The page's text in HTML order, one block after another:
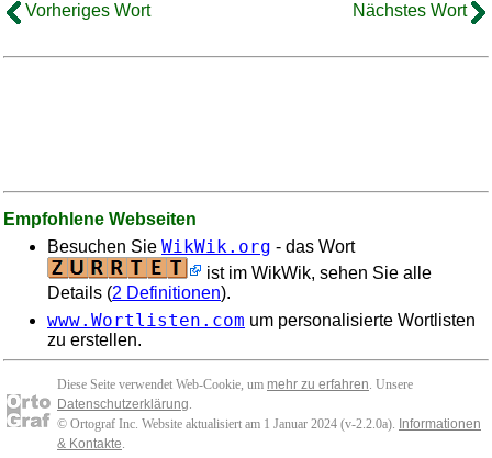
Vorheriges Wort
Nächstes Wort
Empfohlene Webseiten
Besuchen Sie WikWik.org - das Wort
ist im WikWik, sehen Sie alle
Details (2 Definitionen).
www.Wortlisten.com um personalisierte Wortlisten
zu erstellen.
Diese Seite verwendet Web-Cookie, um mehr zu erfahren. Unsere
Datenschutzerklärung.
© Ortograf Inc. Website aktualisiert am 1 Januar 2024 (v-2.2.0a). Informationen
& Kontakte.